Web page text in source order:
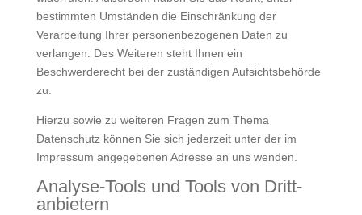
bestimmten Umständen die Einschränkung der
Verarbeitung Ihrer personenbezogenen Daten zu
verlangen. Des Weiteren steht Ihnen ein
Beschwerderecht bei der zuständigen Aufsichtsbehörde
zu.
Hierzu sowie zu weiteren Fragen zum Thema
Datenschutz können Sie sich jederzeit unter der im
Impressum angegebenen Adresse an uns wenden.
Analyse-Tools und Tools von Dritt­
anbietern